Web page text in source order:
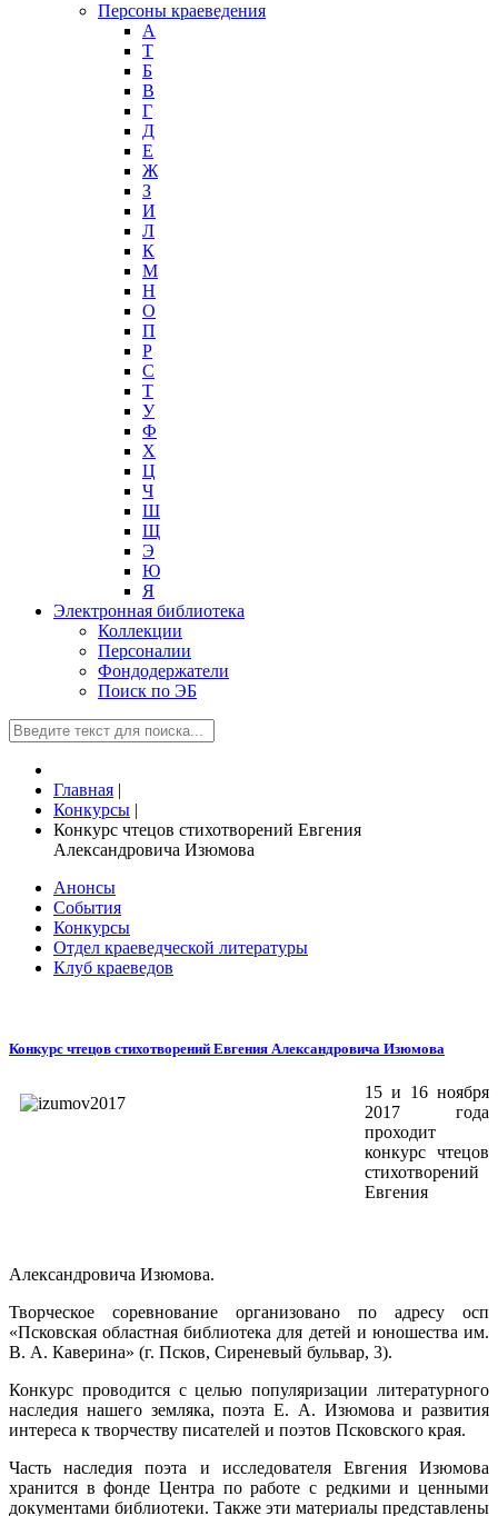
Персоны краеведения
А
T
Б
В
Г
Д
Е
Ж
З
И
Л
К
М
Н
О
П
Р
С
Т
У
Ф
Х
Ц
Ч
Ш
Щ
Э
Ю
Я
Электронная библиотека
Коллекции
Персоналии
Фондодержатели
Поиск по ЭБ
Главная |
Конкурсы |
Конкурс чтецов стихотворений Евгения
Александровича Изюмова
Анонсы
События
Конкурсы
Отдел краеведческой литературы
Клуб краеведов
Конкурс чтецов стихотворений Евгения Александровича Изюмова
15 и 16 ноября
2017 года
проходит
конкурс чтецов
стихотворений
Евгения
Александровича Изюмова.
Творческое соревнование организовано по адресу осп
«Псковская областная библиотека для детей и юношества им.
В. А. Каверина» (г. Псков, Сиреневый бульвар, 3).
Конкурс проводится с целью популяризации литературного
наследия нашего земляка, поэта Е. А. Изюмова и развития
интереса к творчеству писателей и поэтов Псковского края.
Часть наследия поэта и исследователя Евгения Изюмова
хранится в фонде Центра по работе с редкими и ценными
документами библиотеки. Также эти материалы представлены